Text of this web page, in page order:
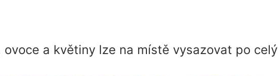
ovoce a květiny lze na místě vysazovat po celý